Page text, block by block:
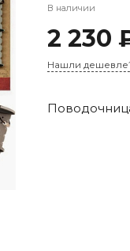
В наличии
2 230
Нашли